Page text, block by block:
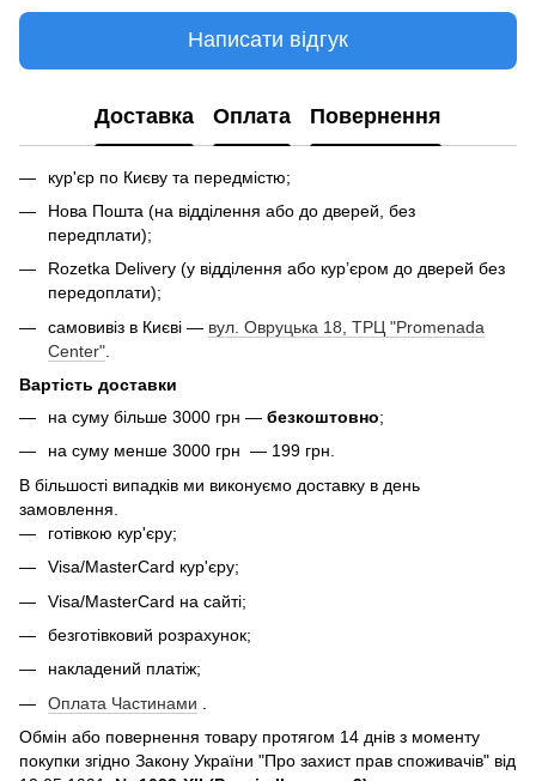
Написати відгук
Доставка Оплата Повернення
кур'єр по Києву та передмістю;
Нова Пошта (на відділення або до дверей, без
передплати);
Rozetka Delivery (у відділення або кур’єром до дверей без
передоплати);
самовивіз в Києві — вул. Овруцька 18, ТРЦ "Promenada
Center"
Вартість доставки
на суму більше 3000 грн — безкоштовно;
на суму менше 3000 грн — 199 грн.
В більшості випадків ми виконуємо доставку в день
замовлення.
готівкою кур'єру;
Visa/MasterCard кур'єру;
Visa/MasterCard на сайті;
безготівковий розрахунок;
накладений платіж;
Оплата Частинами
Обмін або повернення товару протягом 14 днів з моменту
покупки згідно Закону України "Про захист прав споживачів" від